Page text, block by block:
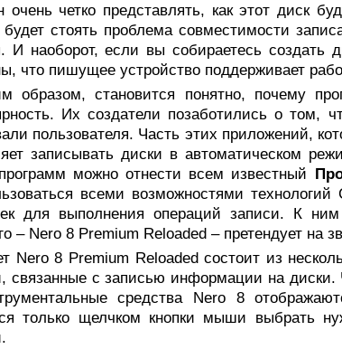
очень четко представлять, как этот диск
будет стоять проблема совместимости
И наоборот, если вы собираетесь
что пишущее устройство поддерживает
образом, становится понятно, почему
Их создатели позаботились о том,
пользователя. Часть этих приложений,
записывать диски в автоматическом
можно отнести всем известный
всеми возможностями
для выполнения операций записи. К
– Nero 8 Premium Reloaded – претендует на
Nero 8 Premium Reloaded состоит из
связанные с записью информации на
средства Nero 8
только щелчком кнопки мыши выбрать